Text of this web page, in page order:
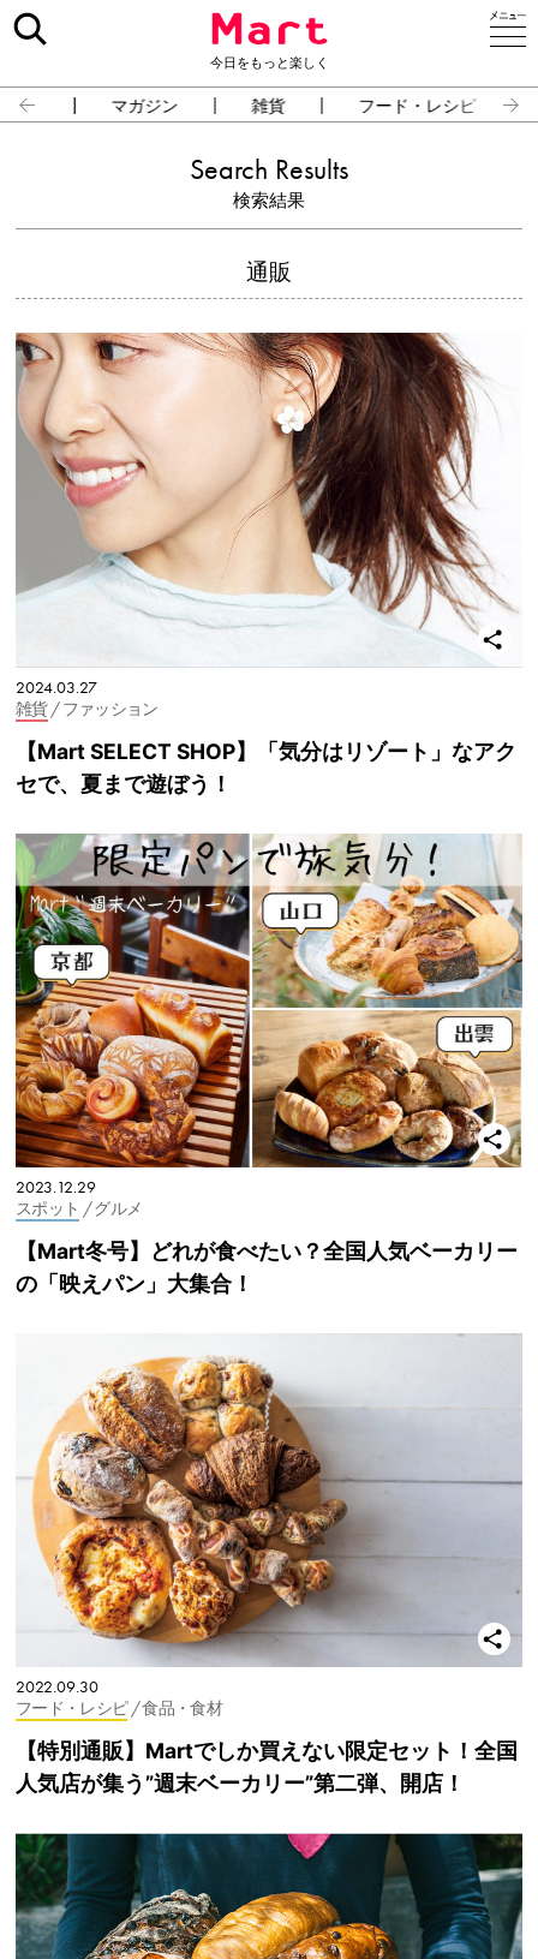
今日をもっと楽しく
占い マガジン 雑貨 フード・レシピ
Search Results
検索結果
通販
2024.03.27
雑貨/ ファッション
【Mart SELECT SHOP】「気分はリゾート」なアク
セで、夏まで遊ぼう！
2023.12.29
スポット / グルメ
【Mart冬号】どれが食べたい？全国人気ベーカリー
の「映えパン」大集合！
2022.09.30
フード・レシピ / 食品・食材
【特別通販】Martでしか買えない限定セット！全国
人気店が集う”週末ベーカリー”第二弾、開店！